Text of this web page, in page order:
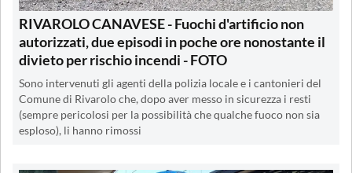
RIVAROLO CANAVESE - Fuochi d'artificio non
autorizzati, due episodi in poche ore nonostante il
divieto per rischio incendi - FOTO
Sono intervenuti gli agenti della polizia locale e i cantonieri del
Comune di Rivarolo che, dopo aver messo in sicurezza i resti
(sempre pericolosi per la possibilità che qualche fuoco non sia
esploso), li hanno rimossi